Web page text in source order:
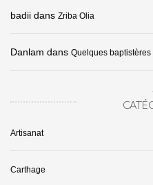
badii dans Zriba Olia
Danlam dans Quelques baptistères
Artisanat
Carthage